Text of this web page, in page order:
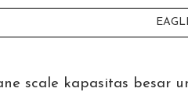
scale kapasitas besar